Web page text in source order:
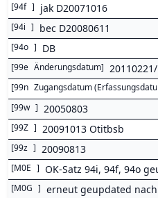
[94f ] jak D20071016
[94i ] bec D20080611
[94o ] DB
[99e Änderungsdatum]
[99n Zugangsdatum
[99w ] 20050803
[99Z ] 20091013 Otitbsb
[99z ] 20090813
[M0E ] OK-Satz 94i, 94f, 94o
[M0G ] erneut geupdated nach